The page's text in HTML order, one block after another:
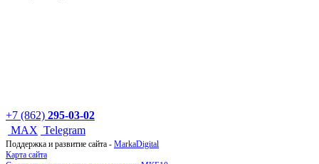
+7 (862) 295-03-02
MAX Telegram
Поддержка и развитие сайта - MarkaDigital
Карта сайта